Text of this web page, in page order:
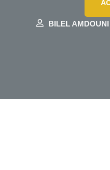
BILEL AMDOUNI